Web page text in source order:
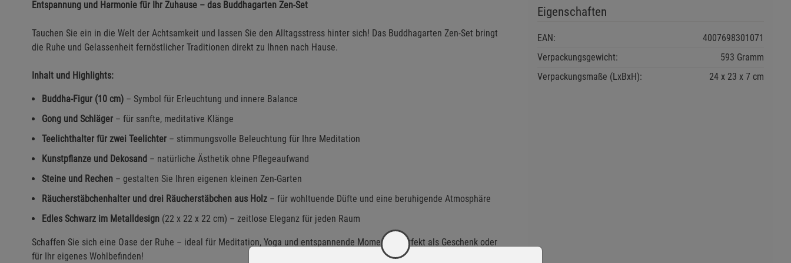
Entspannung und Harmonie für Ihr Zuhause – das Buddhagarten Zen-Set
Tauchen Sie ein in die Welt der Achtsamkeit und lassen Sie den Alltagsstress hinter sich! Das Buddhagarten Zen-Set bringt
die Ruhe und Gelassenheit fernöstlicher Traditionen direkt zu Ihnen nach Hause.
Inhalt und Highlights:
Buddha-Figur (10 cm) – Symbol für Erleuchtung und innere Balance
Gong und Schläger – für sanfte, meditative Klänge
Teelichthalter für zwei Teelichter – stimmungsvolle Beleuchtung für Ihre Meditation
Kunstpflanze und Dekosand – natürliche Ästhetik ohne Pflegeaufwand
Steine und Rechen – gestalten Sie Ihren eigenen kleinen Zen-Garten
Räucherstäbchenhalter und drei Räucherstäbchen aus Holz – für wohltuende Düfte und eine beruhigende Atmosphäre
Edles Schwarz im Metalldesign (22 x 22 x 22 cm) – zeitlose Eleganz für jeden Raum
Schaffen Sie sich eine Oase der Ruhe – ideal für Meditation, Yoga und entspannende Momente. Perfekt als Geschenk oder
für Ihr eigenes Wohlbefinden!
Eigenschaften
EAN:
4007698301071
Verpackungsgewicht:
593 Gramm
Verpackungsmaße (LxBxH):
24 23 7 cm